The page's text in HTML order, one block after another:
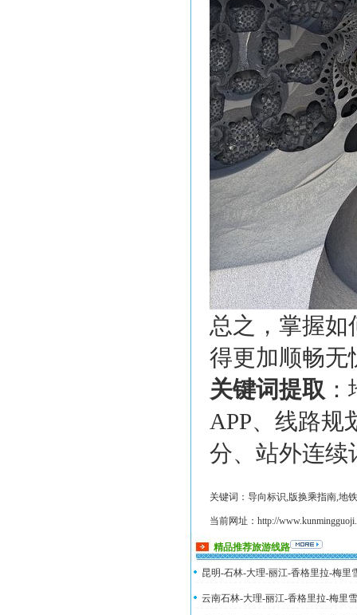
总之，掌握如
得更加顺畅无
关键词提取
APP、线路规
分、站外连续
关键词：导向标识,版换乘指南,地
当前网址：http://
精品推荐旅游线路
昆明-石林-大理-丽江-香格里拉-梅里
云南石林-大理-丽江-香格里拉-梅里